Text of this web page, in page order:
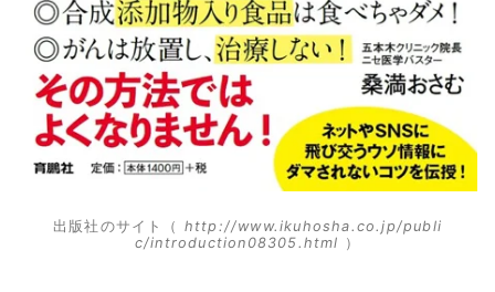
出版社のサイト（ http://www.ikuhosha.co.jp/publi
c/introduction08305.html ）